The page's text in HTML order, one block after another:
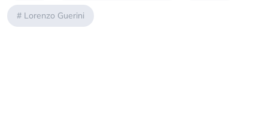
# Lorenzo Guerini